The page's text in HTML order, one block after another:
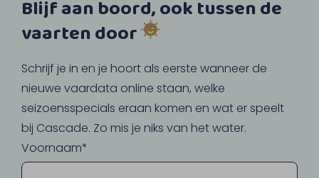
Blijf aan boord, ook tussen de
vaarten door
Schrijf je in en je hoort als eerste wanneer de
nieuwe vaardata online staan, welke
seizoensspecials eraan komen en wat er speelt
bij Cascade. Zo mis je niks van het water.
Voornaam*